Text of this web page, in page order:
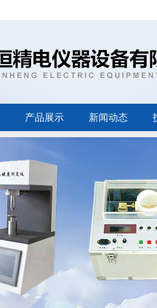
产品展示 新闻动态